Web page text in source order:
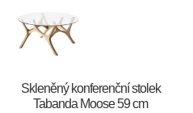
Skleněný konferenční stolek
Tabanda Moose 59 cm